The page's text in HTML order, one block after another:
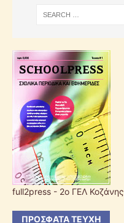
full2press - 2o ΓΕΛ Κοζάνης
ΠΡΌΣΦΑΤΑ ΤΕΎΧΗ